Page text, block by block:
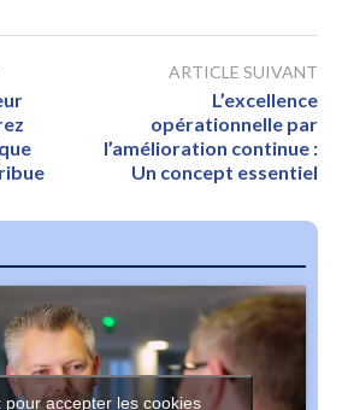
ARTICLE SUIVANT
L’excellence
opérationnelle par
l’amélioration continue :
Un concept essentiel
pour accepter les cookies